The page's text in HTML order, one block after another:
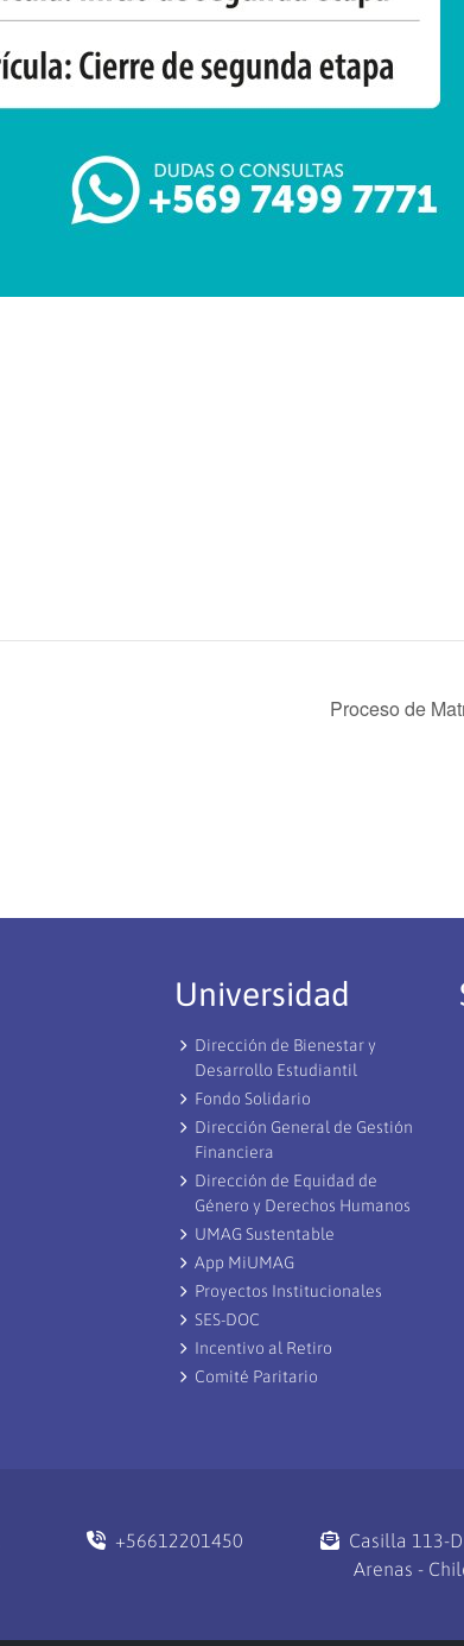
Proceso de
Universidad
Dirección de Bienestar y
Desarrollo Estudiantil
Fondo Solidario
Dirección General de Gestión
Financiera
Dirección de Equidad de
Género y Derechos Humanos
UMAG Sustentable
App MiUMAG
Proyectos Institucionales
SES-DOC
Incentivo al Retiro
Comité Paritario
+56612201450
Casilla 113-
Arenas -